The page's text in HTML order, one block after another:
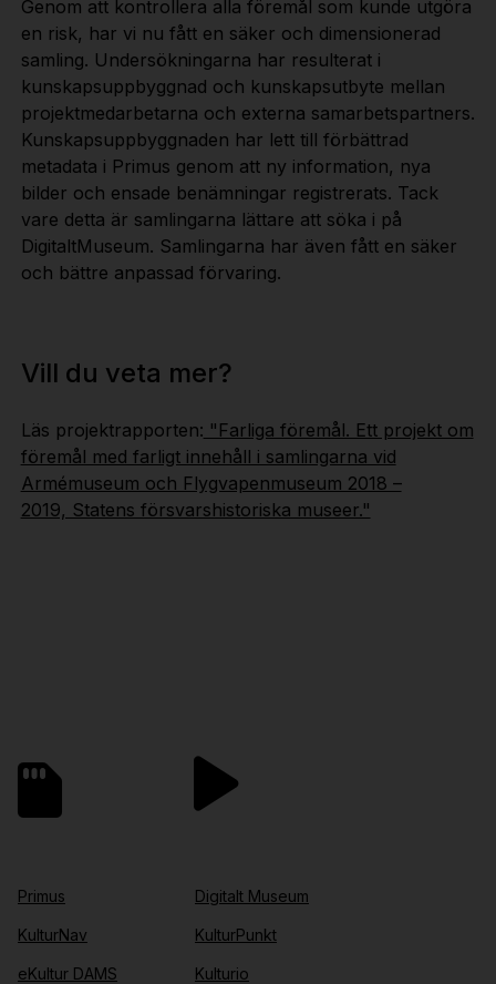
Genom att kontrollera alla föremål som kunde utgöra
en risk, har vi nu fått en säker och dimensionerad
samling. Undersökningarna har resulterat i
kunskapsuppbyggnad och kunskapsutbyte mellan
projektmedarbetarna och externa samarbetspartners.
Kunskapsuppbyggnaden har lett till förbättrad
metadata i Primus genom att ny information, nya
bilder och ensade benämningar registrerats. Tack
vare detta är samlingarna lättare att söka i på
DigitaltMuseum. Samlingarna har även fått en säker
och bättre anpassad förvaring.
Vill du veta mer?
Läs projektrapporten: "Farliga föremål. Ett projekt om
föremål med farligt innehåll i samlingarna vid
Armémuseum och Flygvapenmuseum 2018 –
2019, Statens försvarshistoriska museer."
Primus
KulturNav
eKultur DAMS
Digitalt Museum
KulturPunkt
Kulturio